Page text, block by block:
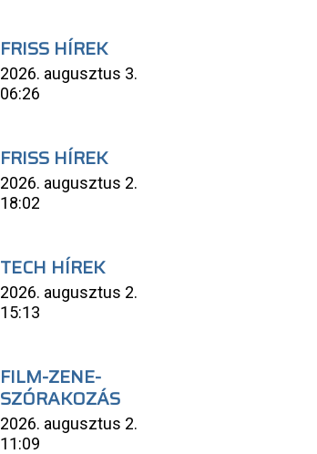
FRISS HÍREK
2026. augusztus 3.
06:26
FRISS HÍREK
2026. augusztus 2.
18:02
TECH HÍREK
2026. augusztus 2.
15:13
FILM-ZENE-
SZÓRAKOZÁS
2026. augusztus 2.
11:09